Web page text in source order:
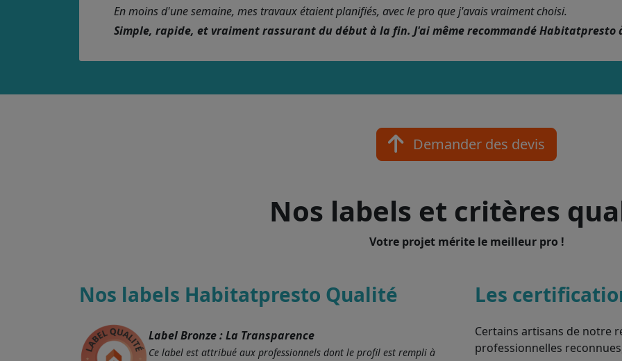
En moins d'une semaine, mes travaux étaient planifiés, avec le pro que j'avais vraiment choisi.
Simple, rapide, et vraiment rassurant du début à la fin. J'ai même recommandé Habitatpresto
Demander des devis
Nos labels et critères
Votre projet mérite le meilleur pro !
Nos labels Habitatpresto Qualité
Label Bronze : La Transparence
Ce label est attribué aux professionnels dont le profil est rempli à
Les
Certains artisans de notre
professionnelles